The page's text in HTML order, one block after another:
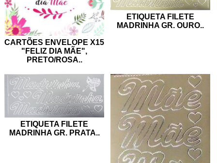
CARTÕES ENVELOPE X15
"FELIZ DIA MÃE",
PRETO/ROSA..
ETIQUETA FILETE
MADRINHA GR. OURO..
ETIQUETA FILETE
MADRINHA GR. PRATA..